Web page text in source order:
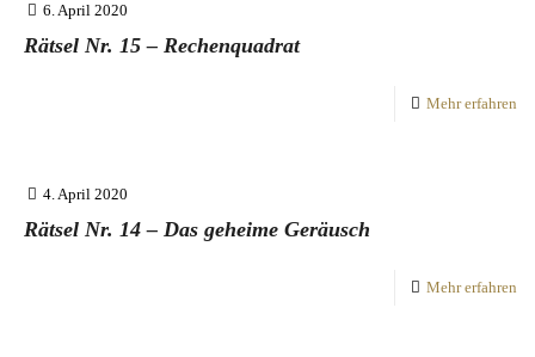
6. April 2020
Rätsel Nr. 15 – Rechenquadrat
Mehr erfahren
4. April 2020
Rätsel Nr. 14 – Das geheime Geräusch
Mehr erfahren